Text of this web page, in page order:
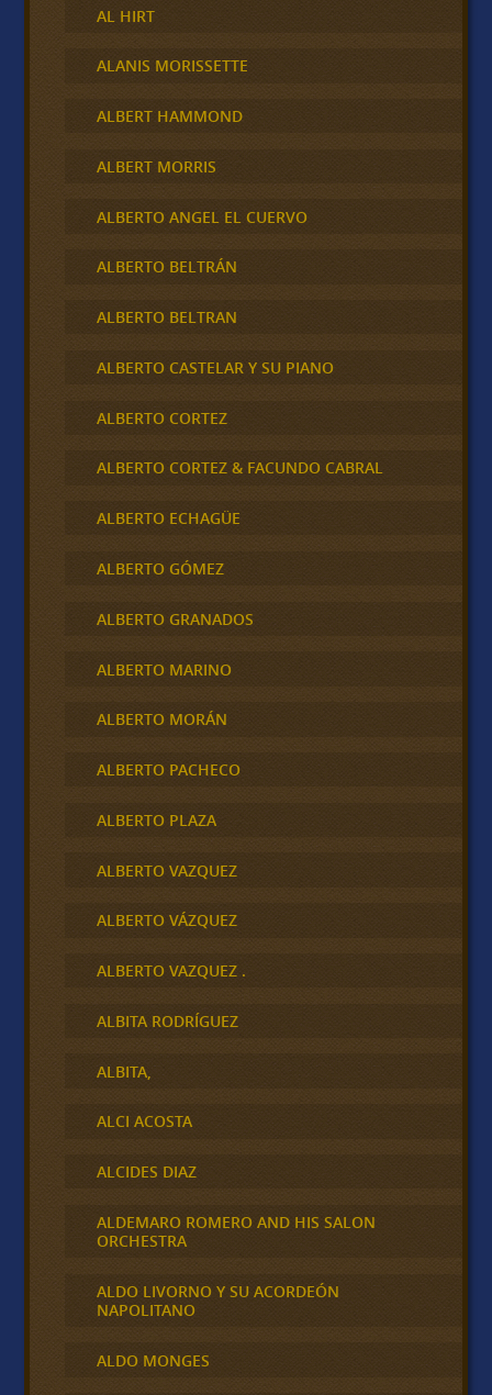
AL HIRT
ALANIS MORISSETTE
ALBERT HAMMOND
ALBERT MORRIS
ALBERTO ANGEL EL CUERVO
ALBERTO BELTRÁN
ALBERTO BELTRAN
ALBERTO CASTELAR Y SU PIANO
ALBERTO CORTEZ
ALBERTO CORTEZ & FACUNDO CABRAL
ALBERTO ECHAGÜE
ALBERTO GÓMEZ
ALBERTO GRANADOS
ALBERTO MARINO
ALBERTO MORÁN
ALBERTO PACHECO
ALBERTO PLAZA
ALBERTO VAZQUEZ
ALBERTO VÁZQUEZ
ALBERTO VAZQUEZ .
ALBITA RODRÍGUEZ
ALBITA,
ALCI ACOSTA
ALCIDES DIAZ
ALDEMARO ROMERO AND HIS SALON
ORCHESTRA
ALDO LIVORNO Y SU ACORDEÓN
NAPOLITANO
ALDO MONGES